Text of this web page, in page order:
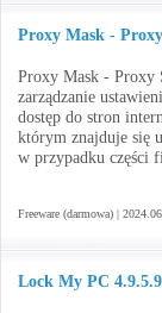
Proxy Mask -
Proxy Mask - Proxy
zarządzanie
dostęp do stron
którym znajduje się
w przypadku części
Freeware (darmowa) |
Lock My PC